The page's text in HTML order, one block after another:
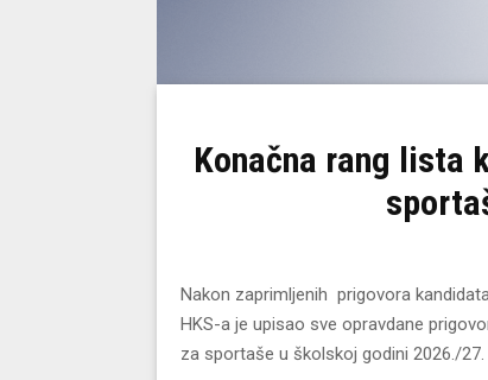
Konačna rang lista
Nakon zaprimljenih prigovora
HKS-a je upisao sve opravdane
za sportaše u školskoj godini 2026./27.